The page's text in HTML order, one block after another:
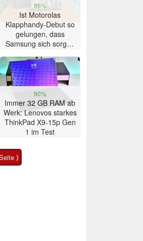
86%
Ist Motorolas
Klapphandy-Debut so
gelungen, dass
Samsung sich sorgen
Smartphone im Test
90%
Immer 32 GB RAM ab
Werk: Lenovos starkes
ThinkPad X9-15p Gen
1 im Test
⟩